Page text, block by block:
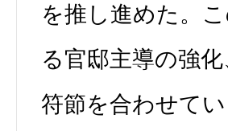
を推し進めた。
る官邸主導の強
符節を合わせて